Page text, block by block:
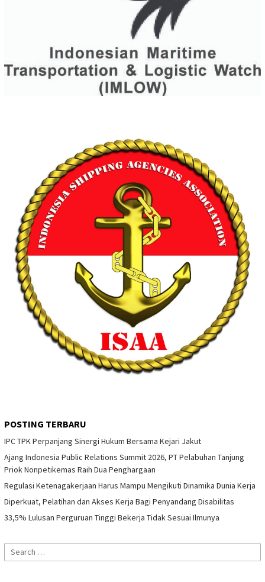
POSTING TERBARU
IPC TPK Perpanjang Sinergi Hukum Bersama Kejari Jakut
Ajang Indonesia Public Relations Summit 2026, PT Pelabuhan Tanjung
Priok Nonpetikemas Raih Dua Penghargaan
Regulasi Ketenagakerjaan Harus Mampu Mengikuti Dinamika Dunia Kerja
Diperkuat, Pelatihan dan Akses Kerja Bagi Penyandang Disabilitas
33,5% Lulusan Perguruan Tinggi Bekerja Tidak Sesuai Ilmunya
Search
for: